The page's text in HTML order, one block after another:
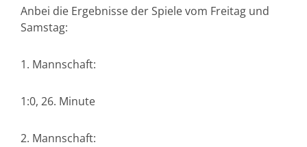
Anbei die Ergebnisse der Spiele vom Freitag und
Samstag:
1. Mannschaft:
1:0, 26. Minute
2. Mannschaft: